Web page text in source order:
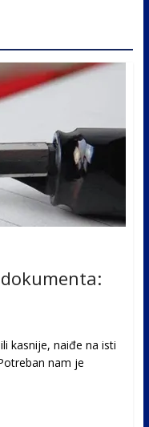
kasnije, naiđe na isti
nam je